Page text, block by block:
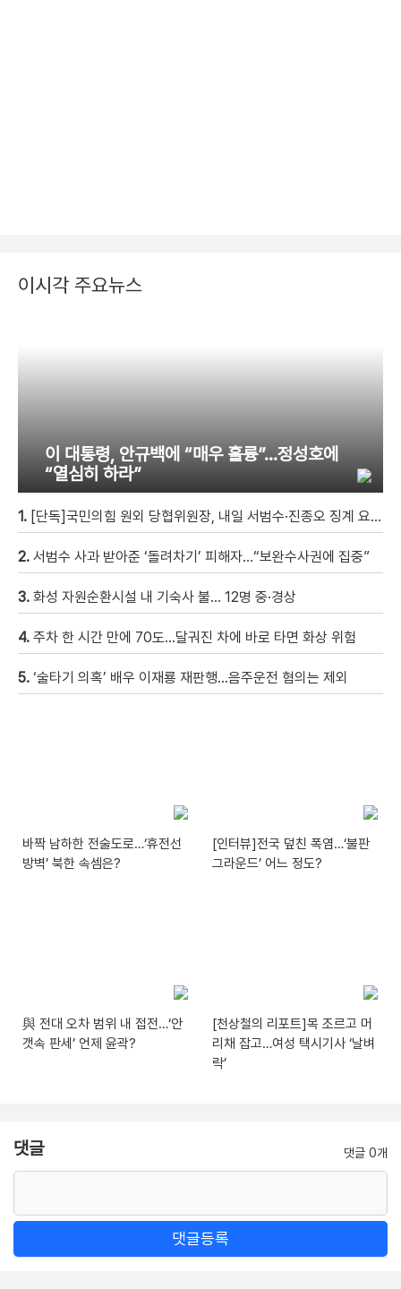
이시각 주요뉴스
이 대통령, 안규백에 “매우 훌륭”…정성호에
“열심히 하라”
1. [단독]국민의힘 원외 당협위원장, 내일 서범수·진종오 징계 요청 제소서 제출
2. 서범수 사과 받아준 ‘돌려차기’ 피해자…“보완수사권에 집중”
3. 화성 자원순환시설 내 기숙사 불… 12명 중·경상
4. 주차 한 시간 만에 70도…달궈진 차에 바로 타면 화상 위험
5. ‘술타기 의혹’ 배우 이재룡 재판행…음주운전 혐의는 제외
바짝 남하한 전술도로…‘휴전선
방벽’ 북한 속셈은?
[인터뷰]전국 덮친 폭염…‘불판
그라운드’ 어느 정도?
與 전대 오차 범위 내 접전…‘안
갯속 판세’ 언제 윤곽?
[천상철의 리포트]목 조르고 머
리채 잡고…여성 택시기사 ‘날벼
락’
댓글 댓글 0개
댓글등록